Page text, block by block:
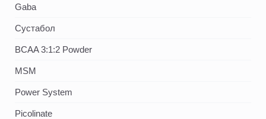
Gaba
Сустабол
BCAA 3:1:2 Powder
MSM
Power System
Picolinate